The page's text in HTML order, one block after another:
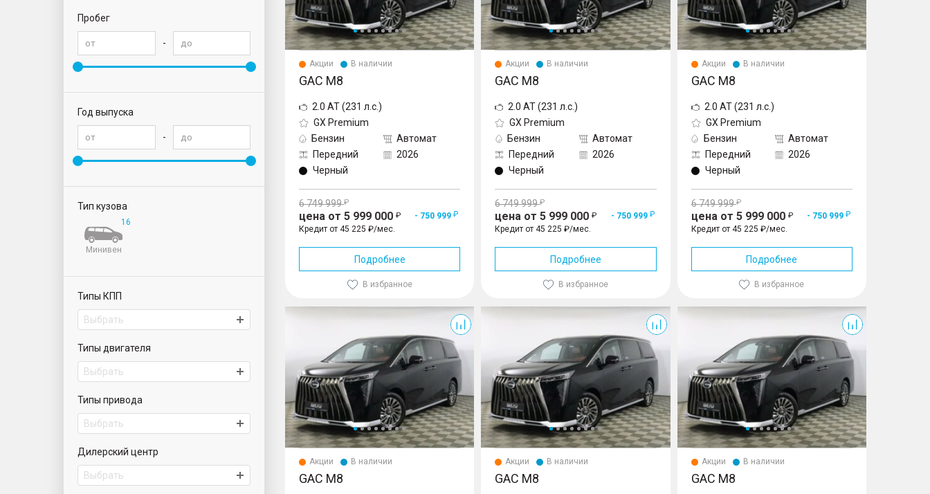
Пробег
-
Год выпуска
-
Тип кузова
16
Минивен
Типы КПП
Выбрать
Типы двигателя
Выбрать
Типы привода
Выбрать
Дилерский центр
Выбрать
Акции В наличии
GAC M8
2.0 AT (231 л.с.)
GX Premium
Бензин
Автомат
Передний
2026
Черный
6 749 999
цена от 5 999 000
- 750 999
Кредит от 45 225 ₽/мес.
Подробнее
В избранное
Акции В наличии
GAC M8
2.0 AT (231 л.с.)
GX Premium
Бензин
Автомат
Передний
2026
Черный
6 749 999
цена от 5 999 000
- 750 999
Кредит от 45 225 ₽/мес.
Подробнее
В избранное
Акции В наличии
GAC M8
2.0 AT (231 л.с.)
GX Premium
Бензин
Автомат
Передний
2026
Черный
6 749 999
цена от 5 999 000
- 750 999
Кредит от 45 225 ₽/мес.
Подробнее
В избранное
Акции В наличии
GAC M8
Акции В наличии
GAC M8
Акции В наличии
GAC M8